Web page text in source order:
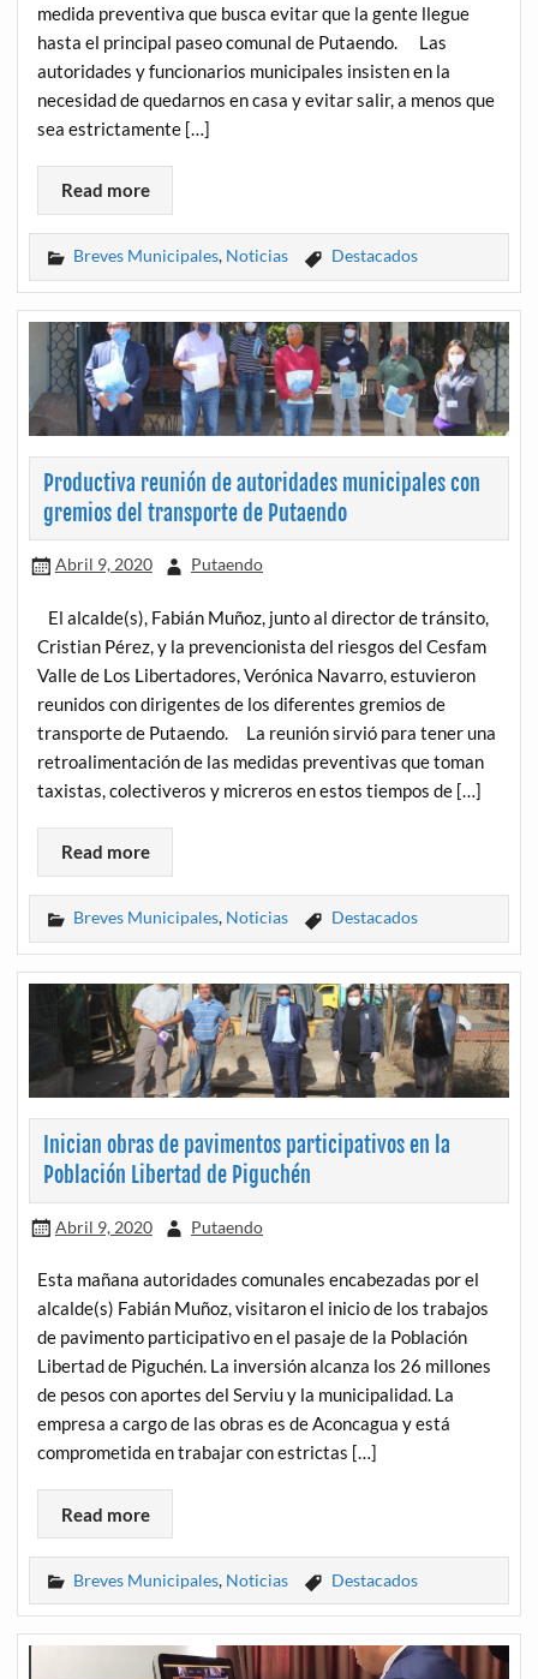
medida preventiva que busca evitar que la gente llegue
hasta el principal paseo comunal de Putaendo. Las
autoridades y funcionarios municipales insisten en la
necesidad de quedarnos en casa y evitar salir, a menos que
sea estrictamente […]
Read more
Breves Municipales, Noticias Destacados
Productiva reunión de autoridades municipales con
gremios del transporte de Putaendo
Abril 9, 2020 Putaendo
El alcalde(s), Fabián Muñoz, junto al director de tránsito,
Cristian Pérez, y la prevencionista del riesgos del Cesfam
Valle de Los Libertadores, Verónica Navarro, estuvieron
reunidos con dirigentes de los diferentes gremios de
transporte de Putaendo. La reunión sirvió para tener una
retroalimentación de las medidas preventivas que toman
taxistas, colectiveros y micreros en estos tiempos de […]
Read more
Breves Municipales, Noticias Destacados
Inician obras de pavimentos participativos en la
Población Libertad de Piguchén
Abril 9, 2020 Putaendo
Esta mañana autoridades comunales encabezadas por el
alcalde(s) Fabián Muñoz, visitaron el inicio de los trabajos
de pavimento participativo en el pasaje de la Población
Libertad de Piguchén. La inversión alcanza los 26 millones
de pesos con aportes del Serviu y la municipalidad. La
empresa a cargo de las obras es de Aconcagua y está
comprometida en trabajar con estrictas […]
Read more
Breves Municipales, Noticias Destacados